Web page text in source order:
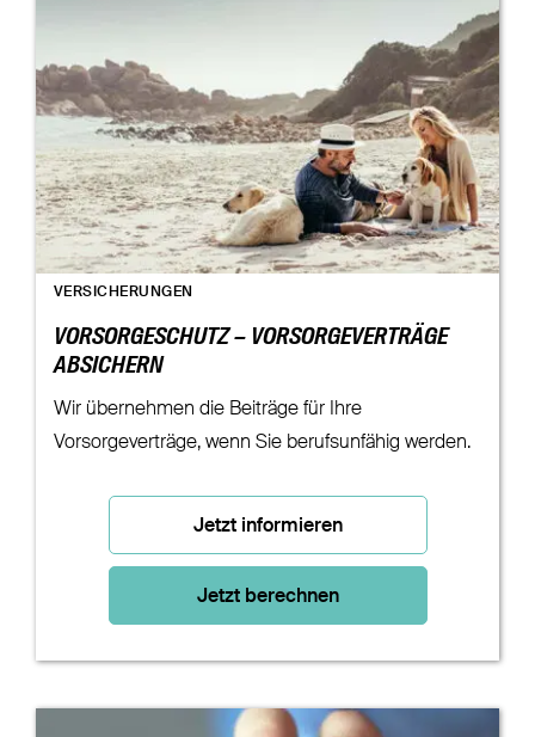
VERSICHERUNGEN
VORSORGESCHUTZ – VORSORGEVERTRÄGE
ABSICHERN
Wir übernehmen die Beiträge für Ihre
Vorsorgeverträge, wenn Sie berufsunfähig werden.
Jetzt informieren
Jetzt berechnen